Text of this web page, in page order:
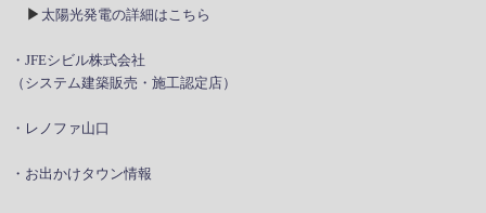
▶ 太陽光発電の詳細はこちら
・JFEシビル株式会社
（システム建築販売・施工認定店）
・レノファ山口
・お出かけタウン情報